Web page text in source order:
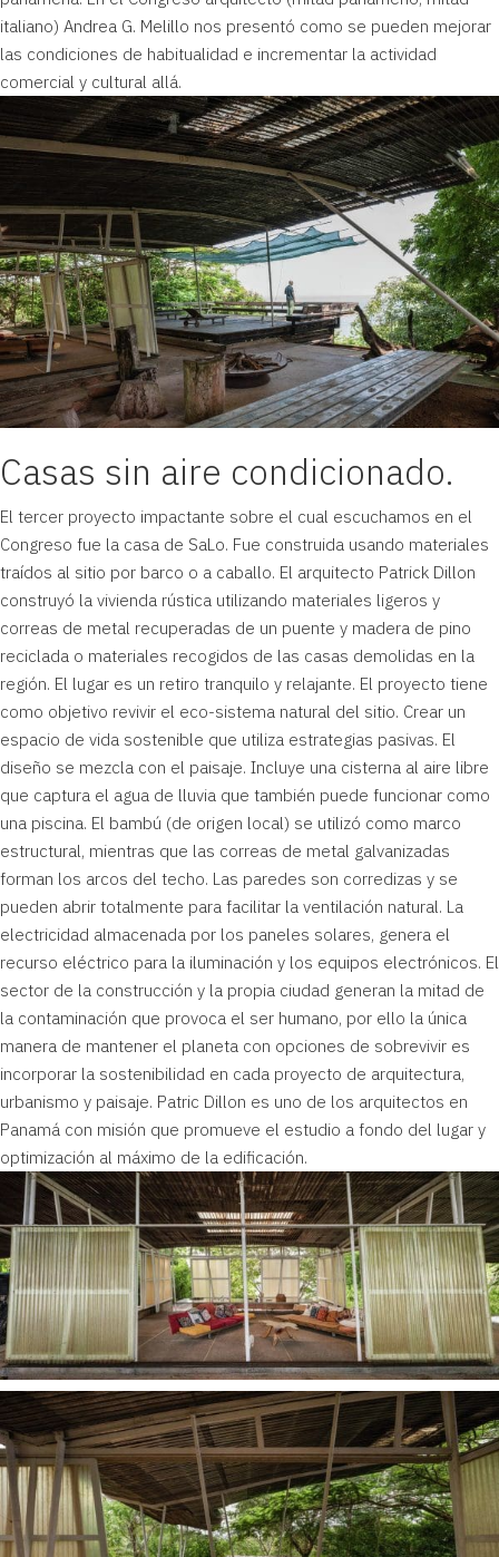
italiano) Andrea G. Melillo nos presentó como se pueden mejorar
las condiciones de habitualidad e incrementar la actividad
comercial y cultural allá.
Casas sin aire condicionado.
El tercer proyecto impactante sobre el cual escuchamos en el
Congreso fue la casa de SaLo. Fue construida usando materiales
traídos al sitio por barco o a caballo. El arquitecto Patrick Dillon
construyó la vivienda rústica utilizando materiales ligeros y
correas de metal recuperadas de un puente y madera de pino
reciclada o materiales recogidos de las casas demolidas en la
región. El lugar es un retiro tranquilo y relajante. El proyecto tiene
como objetivo revivir el eco-sistema natural del sitio. Crear un
espacio de vida sostenible que utiliza estrategias pasivas. El
diseño se mezcla con el paisaje. Incluye una cisterna al aire libre
que captura el agua de lluvia que también puede funcionar como
una piscina. El bambú (de origen local) se utilizó como marco
estructural, mientras que las correas de metal galvanizadas
forman los arcos del techo. Las paredes son corredizas y se
pueden abrir totalmente para facilitar la ventilación natural. La
electricidad almacenada por los paneles solares, genera el
recurso eléctrico para la iluminación y los equipos electrónicos. El
sector de la construcción y la propia ciudad generan la mitad de
la contaminación que provoca el ser humano, por ello la única
manera de mantener el planeta con opciones de sobrevivir es
incorporar la sostenibilidad en cada proyecto de arquitectura,
urbanismo y paisaje. Patric Dillon es uno de los arquitectos en
Panamá con misión que promueve el estudio a fondo del lugar y
optimización al máximo de la edificación.